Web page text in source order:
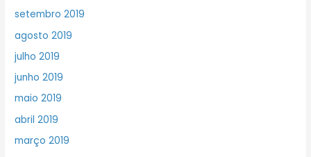
setembro 2019
agosto 2019
julho 2019
junho 2019
maio 2019
abril 2019
março 2019